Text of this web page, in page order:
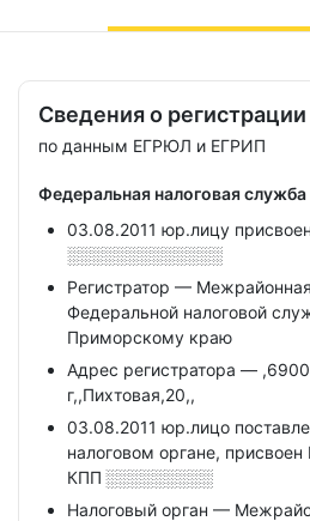
Сведения о регистрации
по данным ЕГРЮЛ и ЕГРИП
Федеральная налоговая
03.08.2011 юр.лицу
░░░░░░░░░░░░░
Регистратор —
Федеральной налоговой
Приморскому краю
Адрес регистратора —
г,,Пихтовая,20,,
03.08.2011 юр.лицо
налоговом органе,
КПП ░░░░░░░░░
Налоговый орган —